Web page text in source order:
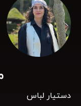
دستیار لباس